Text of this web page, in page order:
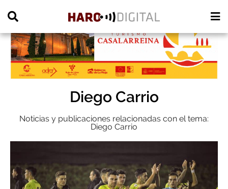
Diego Carrio
Noticias y publicaciones relacionadas con el tema:
Diego Carrio